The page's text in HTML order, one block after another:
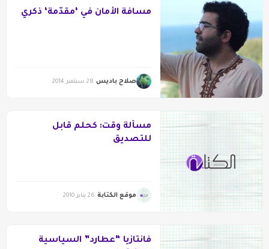
مسافة الأمان في ‘مقدّمة‘ ذكري
صلاح باديس 28 سبتمبر 2014
مسألة وقت: كحلم قابل
للتصديق
موقع الكتابة 26 يناير 2010
فانتازيا “عطارد” السياسية